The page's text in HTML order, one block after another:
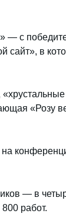
— с
сайт», в
«Розу
— в
работ.